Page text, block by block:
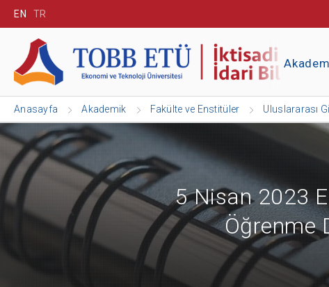
EN TR
Anasayfa Akademik Fakülte ve Enstitüler Uluslararası
5 Nisan 2023
Öğrenme